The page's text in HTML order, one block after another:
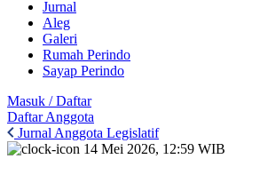
Jurnal
Aleg
Galeri
Rumah Perindo
Sayap Perindo
Masuk / Daftar
Daftar Anggota
Jurnal Anggota Legislatif
14 Mei 2026, 12:59 WIB